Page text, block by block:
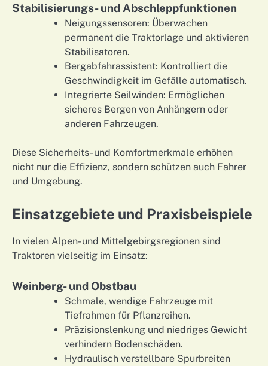
Stabilisierungs- und Abschleppfunktionen
Neigungssensoren: Überwachen
permanent die Traktorlage und aktivieren
Stabilisatoren.
Bergabfahrassistent: Kontrolliert die
Geschwindigkeit im Gefälle automatisch.
Integrierte Seilwinden: Ermöglichen
sicheres Bergen von Anhängern oder
anderen Fahrzeugen.
Diese Sicherheits- und Komfortmerkmale erhöhen
nicht nur die Effizienz, sondern schützen auch Fahrer
und Umgebung.
Einsatzgebiete und Praxisbeispiele
In vielen Alpen- und Mittelgebirgsregionen sind
Traktoren vielseitig im Einsatz:
Weinberg- und Obstbau
Schmale, wendige Fahrzeuge mit
Tiefrahmen für Pflanzreihen.
Präzisionslenkung und niedriges Gewicht
verhindern Bodenschäden.
Hydraulisch verstellbare Spurbreiten